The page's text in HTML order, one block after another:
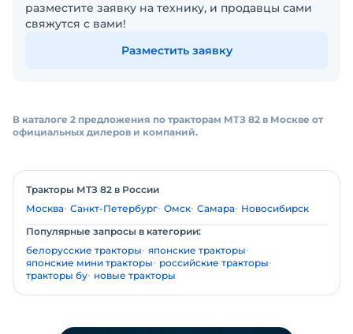
разместите заявку на технику, и продавцы сами
свяжутся с вами!
Разместить заявку
В каталоге 2 предложения по тракторам МТЗ 82 в Москве от
официальных дилеров и компаний.
Тракторы МТЗ 82 в России
Москва Санкт-Петербург Омск Самара Новосибирск
Популярные запросы в категории:
белорусские тракторы японские тракторы
японские мини тракторы
российские тракторы
тракторы бу новые тракторы